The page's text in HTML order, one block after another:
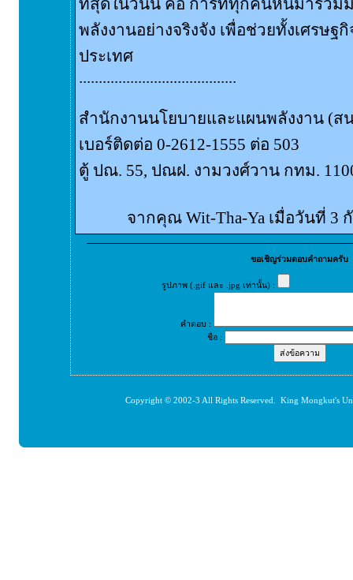
ที่สุดในวันนี้ คือ การที่ทุกคนหันมาร่วม
พลังงานอย่างจริงจัง เพื่อช่วยทั้งเศรษฐ
ประเทศ
........................................
สำนักงานนโยบายและแผนพลังงาน (ส
เบอร์ติดต่อ 0-2612-1555 ต่อ 503
ตู้ ปณ. 55, ปณฝ. งามวงศ์วาน กทม.
จากคุณ Wit-Tha-Ya เมื่อวันที่ 3
ขอเชิญร่วมตอบคำถามครับ
รูปภาพ (.gif และ .jpg เท่านั้น) :
คำตอบ :
ชื่อ :
Copyright © 2002-3 All Rights Reserved. King Mongkut's